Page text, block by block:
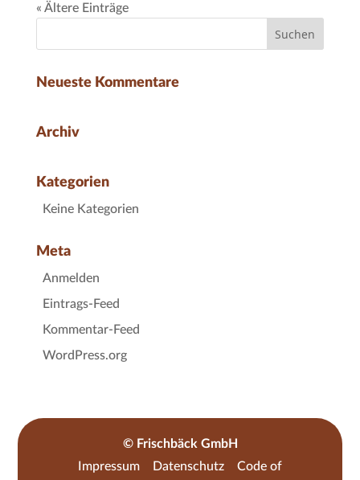
« Ältere Einträge
Neueste Kommentare
Archiv
Kategorien
Keine Kategorien
Meta
Anmelden
Eintrags-Feed
Kommentar-Feed
WordPress.org
© Frischbäck GmbH
Impressum
Datenschutz
Code of